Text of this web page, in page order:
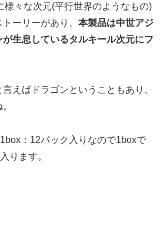
様々な次元(平行世界のようなもの)
ーリーがあり、 本製品は中世アジ
生息しているタルキール次元にフ
えばドラゴンということもあり、
：12パック入りなので1boxで
ります。